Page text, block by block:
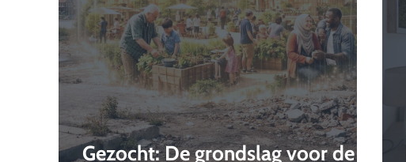
Gezocht: De grondslag voor de